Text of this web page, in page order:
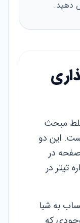
دهید.
در سال ۱۴۰۵، خلط مبحث
این دو
در
تیتر در
به شبا